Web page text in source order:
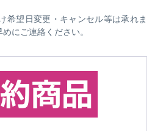
希望日変更・キャンセル等は承れま
にご連絡ください。